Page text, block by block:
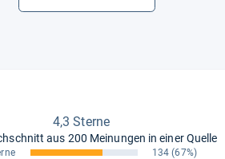
4,3 Sterne
aus 200 Meinungen in einer Quelle
134 (67%)